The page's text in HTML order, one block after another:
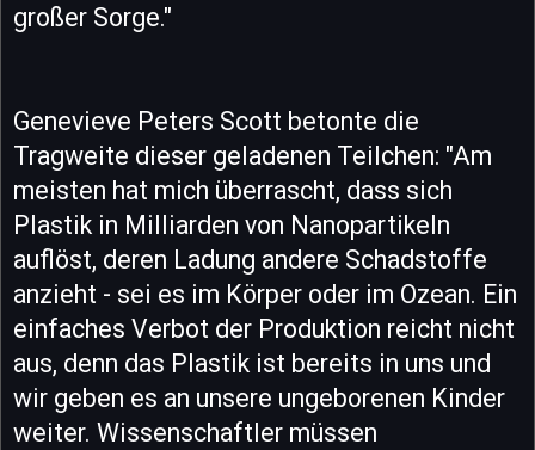
großer Sorge."
Genevieve Peters Scott betonte die
Tragweite dieser geladenen Teilchen: "Am
meisten hat mich überrascht, dass sich
Plastik in Milliarden von Nanopartikeln
auflöst, deren Ladung andere Schadstoffe
anzieht - sei es im Körper oder im Ozean. Ein
einfaches Verbot der Produktion reicht nicht
aus, denn das Plastik ist bereits in uns und
wir geben es an unsere ungeborenen Kinder
weiter. Wissenschaftler müssen